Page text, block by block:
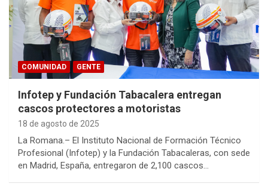
COMUNIDAD GENTE
Infotep y Fundación Tabacalera entregan
cascos protectores a motoristas
18 de agosto de 2025
La Romana.– El Instituto Nacional de Formación Técnico
Profesional (Infotep) y la Fundación Tabacaleras, con sede
en Madrid, España, entregaron de 2,100 cascos…